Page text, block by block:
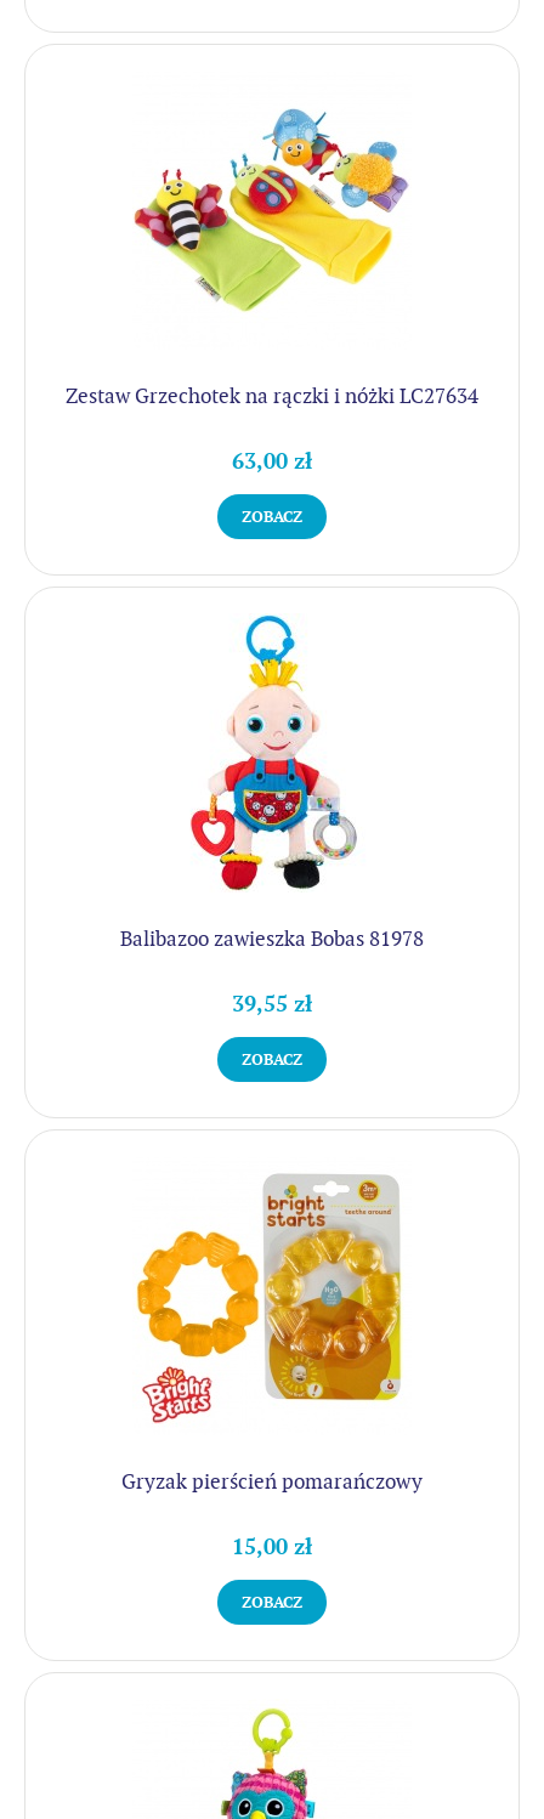
Zestaw Grzechotek na rączki i nóżki LC27634
63,00 zł
ZOBACZ
Balibazoo zawieszka Bobas 81978
39,55 zł
ZOBACZ
Gryzak pierścień pomarańczowy
15,00 zł
ZOBACZ